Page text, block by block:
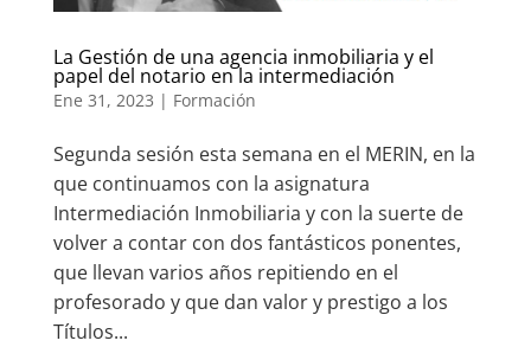
La Gestión de una agencia inmobiliaria y el
papel del notario en la intermediación
Ene 31, 2023 | Formación
Segunda sesión esta semana en el MERIN, en la
que continuamos con la asignatura
Intermediación Inmobiliaria y con la suerte de
volver a contar con dos fantásticos ponentes,
que llevan varios años repitiendo en el
profesorado y que dan valor y prestigo a los
Títulos...